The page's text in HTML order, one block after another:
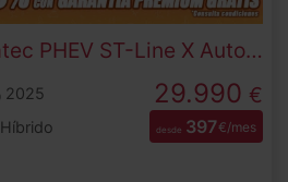
2.5 Duratec PHEV ST-Line X Auto 178 kW (243 CV)
2025
Híbrido
29.990 €
desde 397€/mes